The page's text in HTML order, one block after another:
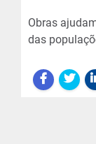
Obras
das